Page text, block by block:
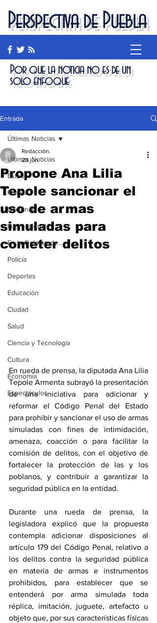
Perspectiva de Puebla
Por que la noticia no es de un
solo enfoque
Entrada
Últimas Noticias
Estado
Política
Nacional
Internacional
En la Opinión de...
Policía
Deportes
Educación
Ciudad
Salud
Ciencia y Tecnología
Cultura
Economía
Espectáculos
Últimas Noticias
Propone Ana Lilia
Tepole sancionar el
uso de armas
simuladas para
cometer delitos
Redacción.
23 jun
En rueda de prensa, la diputada Ana Lilia
Tepole Armenta subrayó la presentación
de una iniciativa para adicionar y
reformar el Código Penal del Estado
para prohibir y sancionar el uso de armas
simuladas con fines de intimidación,
amenaza, coacción o para facilitar la
comisión de delitos, con el objetivo de
fortalecer la protección de las y los
poblanos, y contribuir a garantizar la
seguridad pública en la entidad.
Durante una rueda de prensa, la
legisladora explicó que la propuesta
contempla adicionar disposiciones al
artículo 179 del Código Penal, relativo a
los delitos contra la seguridad pública
en materia de armas e instrumentos
prohibidos, para establecer que se
entenderá por arma simulada toda
réplica, imitación, juguete, artefacto u
objeto que, por sus características físicas